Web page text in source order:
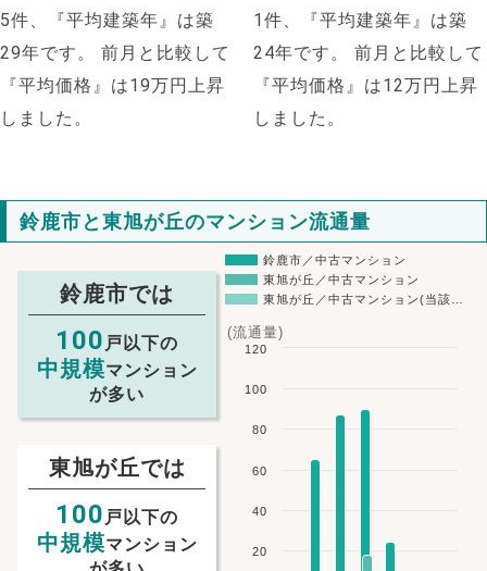
NEW!
NEW!
5件、『平均建築年』は築
29年です。
前月と比較して
『平均価格』は19万円上昇
しました。
1件、『平均建築年』は築
24年です。
前月と比較して
『平均価格』は12万円上昇
しました。
鈴鹿市と東旭が丘のマンション流通量
鈴鹿市では
100 戸以下の
中規模マンション
が多い
東旭が丘では
100 戸以下の
中規模マンション
(流通量)
鈴鹿市／中古マンション
東旭が丘／中古マンション
東旭が丘／中古マンション(当該…
20
40
60
80
100
120